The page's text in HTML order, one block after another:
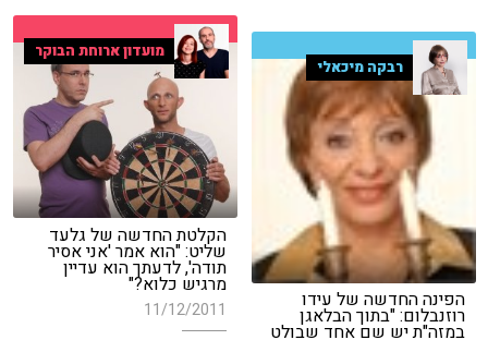
מועדון ארוחת הבוקר
הקלטת החדשה של גלעד
שליט: "הוא אמר 'אני אסיר
תודה', לדעתך הוא עדיין
מרגיש כלוא?"
11/12/2011
רבקה מיכאלי
הפינה החדשה של עידו
רוזנבלום: "בתוך הבלאגן
במזה"ת יש שם אחד שבולט